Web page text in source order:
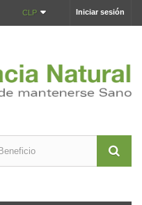
Iniciar sesión
CLP